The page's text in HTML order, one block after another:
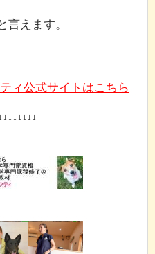
言えます。
ィ公式サイトはこちら